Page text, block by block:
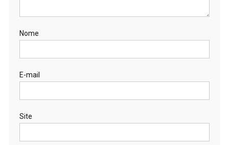
Nome
E-mail
Site